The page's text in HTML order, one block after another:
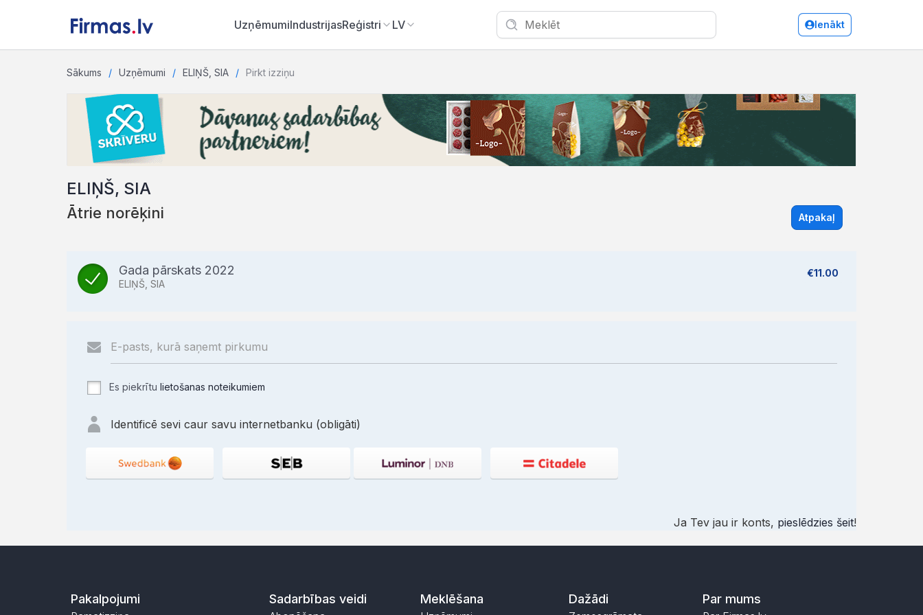
UzņēmumiIndustrijasReģistri LV Ienākt
Sākums Uzņēmumi ELIŅŠ, SIA Pirkt izziņu
ELIŅŠ, SIA
Ātrie norēķini Atpakaļ
Gada pārskats 2022
ELIŅŠ, SIA
€11.00
Es piekrītu lietošanas noteikumiem
Identificē sevi caur savu internetbanku (obligāti)
Ja Tev jau ir konts, pieslēdzies šeit!
Pakalpojumi Sadarbības veidi Meklēšana Dažādi Par mums